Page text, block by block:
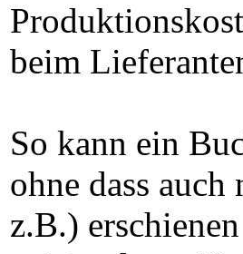
beim
So kann ein
ohne dass
z.B.)